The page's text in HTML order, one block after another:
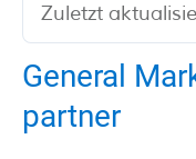
Zuletzt
General
partner